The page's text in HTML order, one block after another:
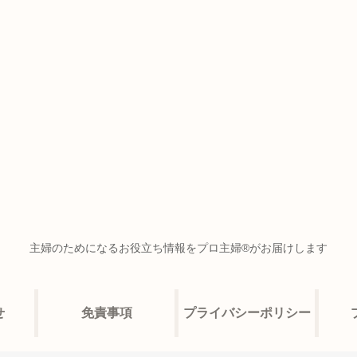
主婦のためになるお役立ち情報をプロ主婦®がお届けします
免責事項 プライバシーポリシー